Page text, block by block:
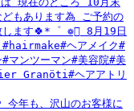
今年も、沢山のお客様に